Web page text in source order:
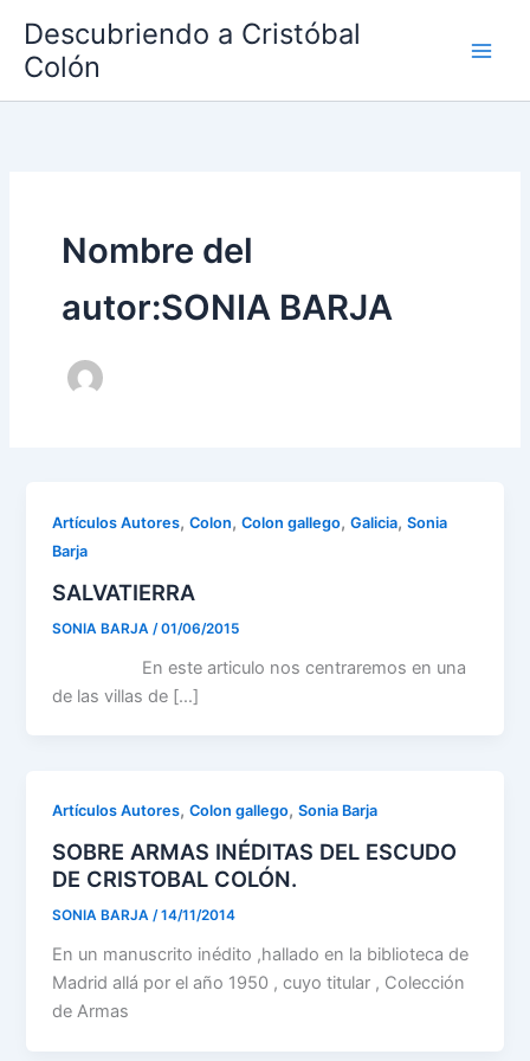
contenido
Descubriendo a Cristóbal
Colón
Nombre del
autor:SONIA BARJA
Artículos Autores,Colon,Colon gallego,Galicia,Sonia
Barja
SALVATIERRA
SONIA BARJA /01/06/2015
En este articulo nos centraremos en una
de las villas de […]
Artículos Autores,Colon gallego,Sonia Barja
SOBRE ARMAS INÉDITAS DEL ESCUDO
DE CRISTOBAL COLÓN.
SONIA BARJA/14/11/2014
En un manuscrito inédito ,hallado en la biblioteca de
Madrid allá por el año 1950 , cuyo titular , Colección
de Armas